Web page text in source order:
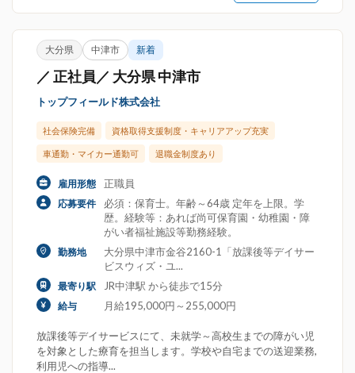
大分県 中津市 新着
／ 正社員／ 大分県 中津市
トップフィールド株式会社
社会保険完備 資格取得支援制度・キャリアアップ充実
車通勤・マイカー通勤可 退職金制度あり
雇用形態 正職員
応募要件
必須：保育士。年齢～64歳 定年を上限。学
歴。経験等：あれば尚可保育園・幼稚園・障
がい者福祉施設等勤務経験。
勤務地
大分県中津市金谷2160-1「放課後等デイサー
ビスウィズ・ユ...
最寄り駅 JR中津駅 から徒歩で15分
給与 月給195,000円～255,000円
放課後等デイサービスにて、未就学～高校生までの障がい児
を対象とした療育を担当します。学校や自宅までの送迎業務,
利用児への指導...